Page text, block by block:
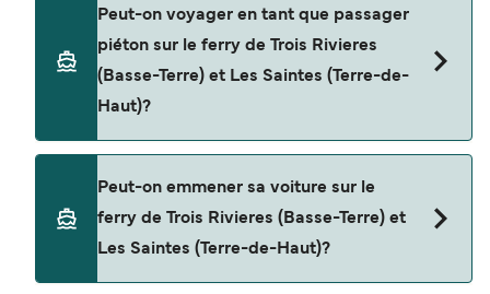
Terre) à Les Saintes (Terre-de-Haut) en utilisant
notre moteur de recherche et consultez notre
page d'offres pour consulter les dernières
promotions disponibles.
Peut-on voyager en tant que passager
piéton sur le ferry de Trois Rivieres
(Basse-Terre) et Les Saintes (Terre-de-
Haut)?
Saintes (Terre-de-Haut) avec
Peut-on emmener sa voiture sur le
ferry de Trois Rivieres (Basse-Terre) et
Les Saintes (Terre-de-Haut)?